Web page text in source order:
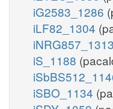
iG2583_1286
iLF82_1304
iNRG857_1313
iS_1188
iSBO_1134